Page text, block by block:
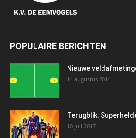
POPULAIRE BERICHTEN
Nieuwe
14 augustus 2014
Terugblik:
10 juli 2017